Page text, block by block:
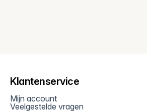
Klantenservice
Mijn account
Veelgestelde vragen